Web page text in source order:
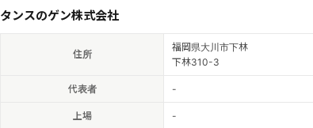
タンスのゲン株式会社
住所
福岡県大川市下林
下林310-3
代表者 -
上場 -